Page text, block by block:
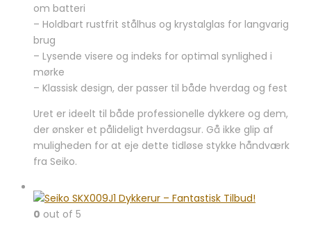
om batteri
– Holdbart rustfrit stålhus og krystalglas for langvarig
brug
– Lysende visere og indeks for optimal synlighed i
mørke
– Klassisk design, der passer til både hverdag og fest
Uret er ideelt til både professionelle dykkere og dem,
der ønsker et pålideligt hverdagsur. Gå ikke glip af
muligheden for at eje dette tidløse stykke håndværk
fra Seiko.
0 out of 5